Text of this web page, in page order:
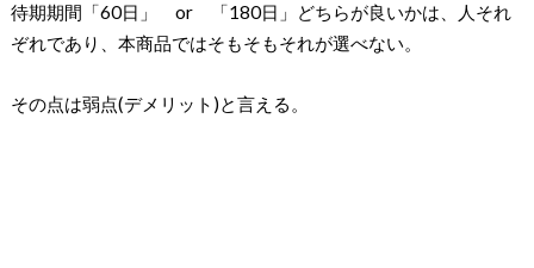
待期期間「60日」 or 「180日」どちらが良いかは、人それ
ぞれであり、本商品ではそもそもそれが選べない。
その点は弱点(デメリット)と言える。